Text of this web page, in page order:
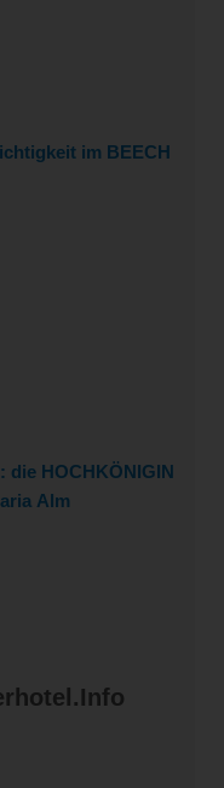
im BEECH
die HOCHKÖNIGIN
Alm